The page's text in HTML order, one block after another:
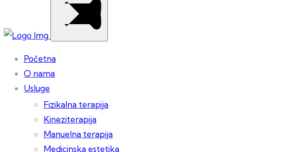
Početna
O nama
Usluge
Fizikalna terapija
Kineziterapija
Manuelna terapija
Medicinska estetika